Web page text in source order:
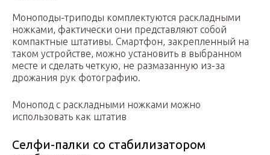
Моноподы-триподы комплектуются раскладными
ножками, фактически они представляют собой
компактные штативы. Смартфон, закрепленный на
таком устройстве, можно установить в выбранном
месте и сделать четкую, не размазанную из-за
дрожания рук фотографию.
Монопод с раскладными ножками можно
использовать как штатив
Селфи-палки со стабилизатором